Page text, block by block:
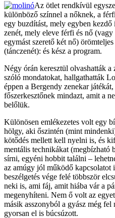
Az ötlet rendkívül
különböző színnel a nőknek, a
egy buzdítást, mely egyben
zenét, mely eleve férfi és nő
egymást szerető két nő)
(tánczenét): és kész a program.
Négy órán keresztül olvashatták
szóló mondatokat, hallgathatták
éppen a Bergendy zenekar
főszerkesztőnek mindazt, amit a
belőlük.
Különösen emlékezetes volt egy
hölgy, aki őszintén (mint
kötődés mellett kell nyelni is, és
mentális technikákat (megbízható
sírni, egyéni hobbit találni –
az amúgy jól működő kapcsolatot
beszélgetés vége felé többször
neki is, ami fáj, amit hiába vár a
megenyhíteni. Nem ő volt az
másik asszonyból a gyász még
gyorsan el is búcsúzott.